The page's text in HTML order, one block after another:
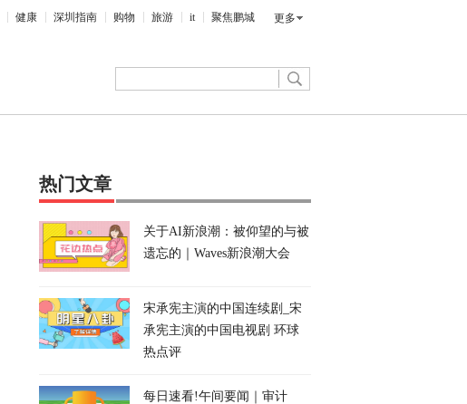
健康 深圳指南 购物 旅游 it 聚焦鹏城 更多
热门文章
关于AI新浪潮：被仰望的与被
遗忘的｜Waves新浪潮大会
宋承宪主演的中国连续剧_宋
承宪主演的中国电视剧 环球
热点评
每日速看!午间要闻｜审计